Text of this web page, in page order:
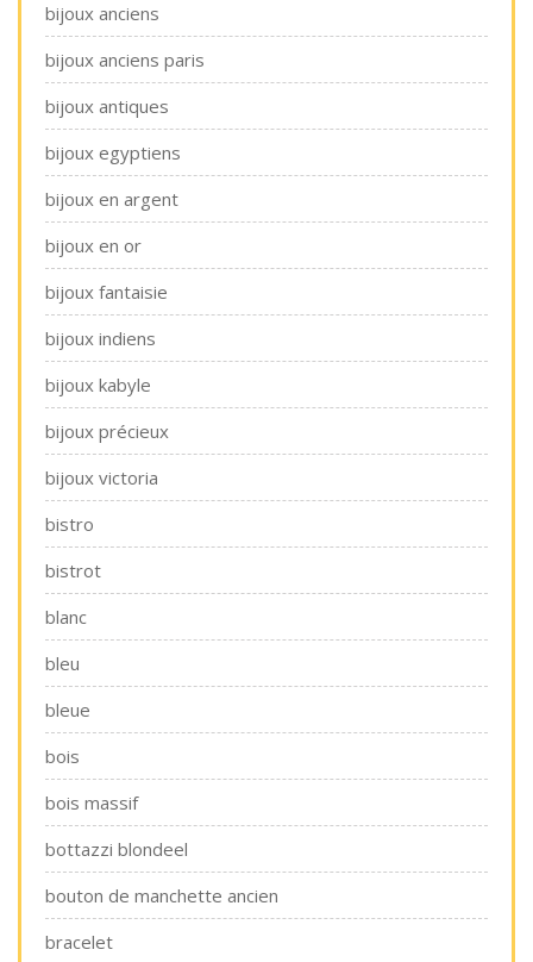
bijoux anciens
bijoux anciens paris
bijoux antiques
bijoux egyptiens
bijoux en argent
bijoux en or
bijoux fantaisie
bijoux indiens
bijoux kabyle
bijoux précieux
bijoux victoria
bistro
bistrot
blanc
bleu
bleue
bois
bois massif
bottazzi blondeel
bouton de manchette ancien
bracelet